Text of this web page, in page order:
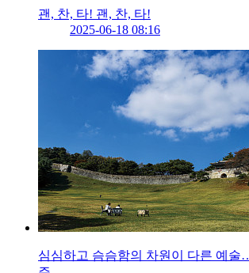
괜, 찬, 타! 괜, 찬, 타!
2025-06-18 08:16
심심하고 슴슴함의 차원이 다른 예술